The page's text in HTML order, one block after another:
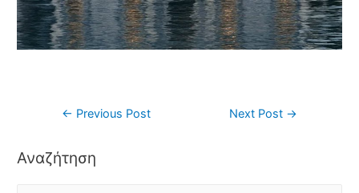
← Previous Post Next Post →
Αναζήτηση